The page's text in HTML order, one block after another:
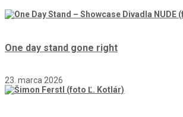
One day stand gone right
23. marca 2026